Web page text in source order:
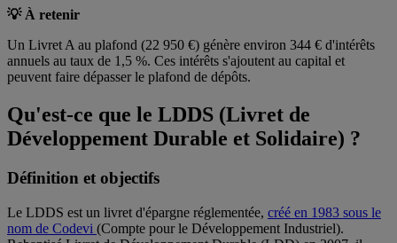
💡 À retenir
Un Livret A au plafond (22 950 €) génère environ 344 € d'intérêts
annuels au taux de 1,5 %. Ces intérêts s'ajoutent au capital et
peuvent faire dépasser le plafond de dépôts.
Qu'est-ce que le LDDS (Livret de
Développement Durable et Solidaire) ?
Définition et objectifs
Le LDDS est un livret d'épargne réglementée, créé en 1983 sous le
nom de Codevi (Compte pour le Développement Industriel).